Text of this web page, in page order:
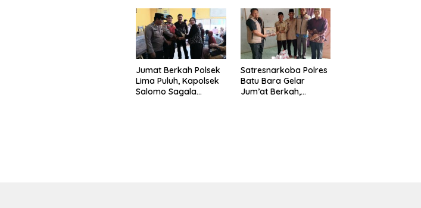
Tahun 2026
Lantai Rumah yang
Layak Berkat Satgas
TMMD Ke-129 Kodim
0208/Asahan
Jumat Berkah Polsek
Lima Puluh, Kapolsek
Salomo Sagala
Satresnarkoba Polres
Batu Bara Gelar
Jum’at Berkah,